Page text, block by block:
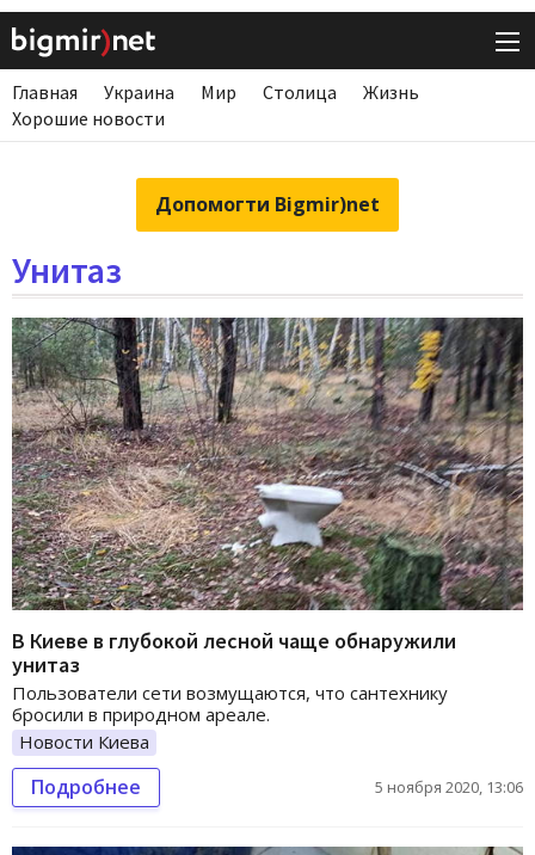
Главная Украина Мир Столица
Жизнь
Хорошие новости
Допомогти Bigmir)net
Унитаз
В Киеве в глубокой лесной чаще обнаружили
унитаз
Пользователи сети возмущаются, что сантехнику
бросили в природном ареале.
Новости Киева
Подробнее 5 ноября 2020, 13:06